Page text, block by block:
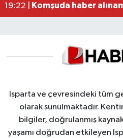
19:22 |
Komşuda haber
Isparta ve çevresindeki tüm
olarak sunulmaktadır.
bilgiler, doğrulanmış
yaşamı doğrudan etkileyen